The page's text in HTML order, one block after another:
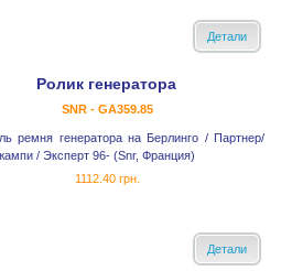
Детали
Ролик генератора
SNR - GA359.85
ремня генератора на Берлинго / Партнер/
/ Эксперт 96- (Snr, Франция)
1112.40 грн.
Детали